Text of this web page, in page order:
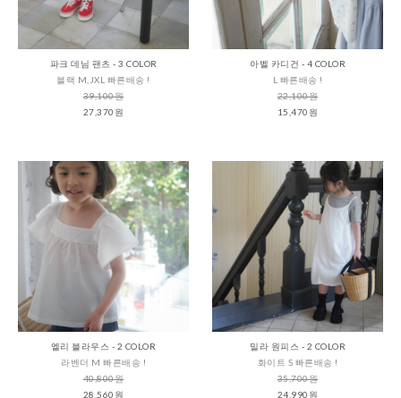
파크 데님 팬츠 - 3 COLOR
블랙 M,JXL 빠른배송 !
39,100원
27,370원
아벨 카디건 - 4 COLOR
L 빠른배송 !
22,100원
15,470원
엘리 블라우스 - 2 COLOR
라벤더 M 빠른배송 !
40,800원
28,560원
밀라 원피스 - 2 COLOR
화이트 S 빠른배송 !
35,700원
24,990원